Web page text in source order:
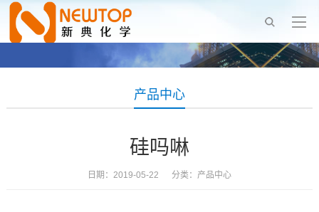
产品中心
硅吗啉
日期：2019-05-22 分类： 产品中心